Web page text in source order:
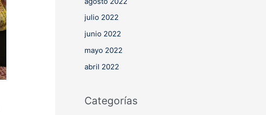
julio 2022
junio 2022
mayo 2022
abril 2022
Categorías